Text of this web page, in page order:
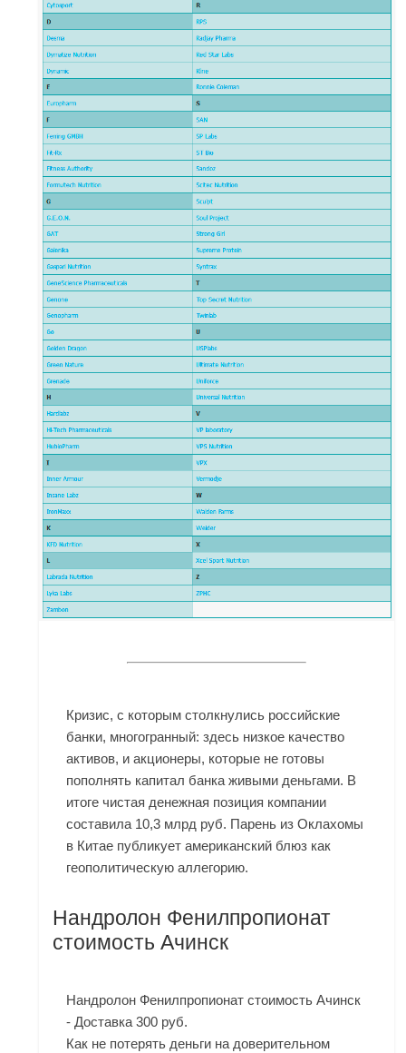
Кризис, с которым столкнулись российские
банки, многогранный: здесь низкое качество
активов, и акционеры, которые не готовы
пополнять капитал банка живыми деньгами. В
итоге чистая денежная позиция компании
составила 10,3 млрд руб. Парень из Оклахомы
в Китае публикует американский блюз как
геополитическую аллегорию.
Нандролон Фенилпропионат
стоимость Ачинск
Нандролон Фенилпропионат стоимость Ачинск
- Доставка 300 руб.
Как не потерять деньги на доверительном